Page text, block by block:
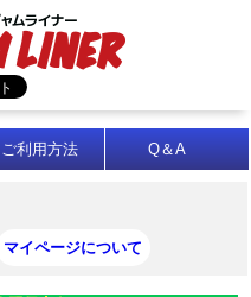
ご利用方法 Q＆A
マイページについて